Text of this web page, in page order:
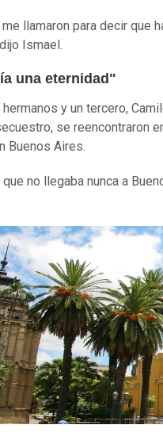
me llamaron para decir que
Ismael.
una eternidad"
y un tercero,
se reencontraron
Buenos Aires.
no llegaba nunca a